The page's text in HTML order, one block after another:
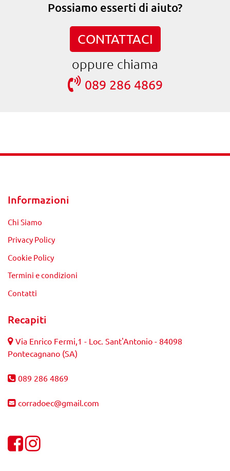
Possiamo esserti di aiuto?
CONTATTACI
oppure chiama
089 286 4869
Informazioni
Chi Siamo
Privacy Policy
Cookie Policy
Termini e condizioni
Contatti
Recapiti
Via Enrico Fermi,1 - Loc. Sant'Antonio - 84098
Pontecagnano (SA)
089 286 4869
corradoec@gmail.com
Visualizza la nostra pagina Facebook
Visualizza il nostro profilo Instagram